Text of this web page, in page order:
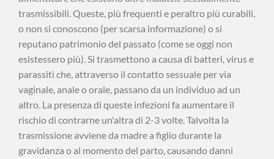
trasmissibili. Queste, più frequenti e peraltro più curabili,
o non si conoscono (per scarsa informazione) o si
reputano patrimonio del passato (come se oggi non
esistessero più). Si trasmettono a causa di batteri, virus e
parassiti che, attraverso il contatto sessuale per via
vaginale, anale o orale, passano da un individuo ad un
altro. La presenza di queste infezioni fa aumentare il
rischio di contrarne un'altra di 2-3 volte. Talvolta la
trasmissione avviene da madre a figlio durante la
gravidanza o al momento del parto, causando danni